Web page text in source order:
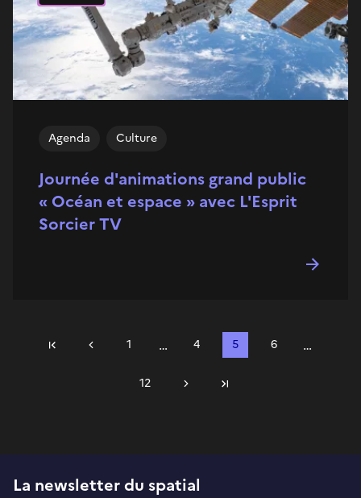
Journée d'animations grand public
« Océan et espace » avec L'Esprit
Sorcier TV
Agenda Culture
Première pagePrécédent
1 … 4 5 6 …
12 SuivantDernière page
La newsletter du spatial